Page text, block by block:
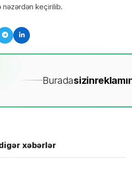
nəzərdən keçirilib.
Buradasizin
xəbərlər